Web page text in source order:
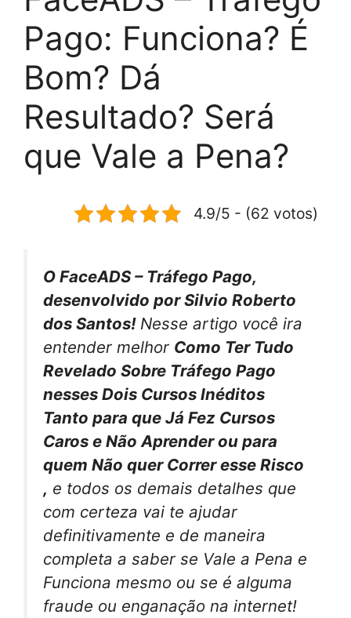
Pago: Funciona? É
Bom? Dá
Resultado? Será
que Vale a Pena?
4.9/5 - (62 votos)
O FaceADS – Tráfego Pago,
desenvolvido por Silvio Roberto
dos Santos! Nesse artigo você ira
entender melhor Como Ter Tudo
Revelado Sobre Tráfego Pago
nesses Dois Cursos Inéditos
Tanto para que Já Fez Cursos
Caros e Não Aprender ou para
quem Não quer Correr esse Risco
, e todos os demais detalhes que
com certeza vai te ajudar
definitivamente e de maneira
completa a saber se Vale a Pena e
Funciona mesmo ou se é alguma
fraude ou enganação na internet!